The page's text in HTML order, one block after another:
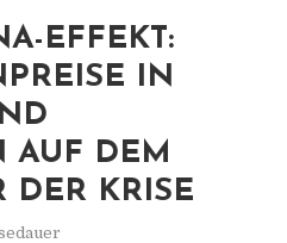
EFFEKT:
IN
AUF DEM
DER KRISE